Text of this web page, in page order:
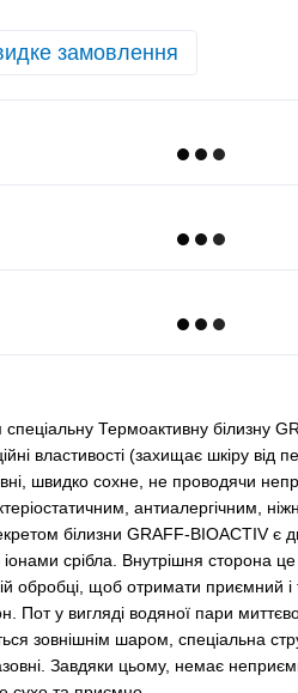
замовлення
Термоактивну білизну
властивості (захищає шкіру від
швидко сохне, не проводячи
антиалергічним,
білизни GRAFF-BIOACTIV є
іонами срібла. Внутрішня сторона
обробці, щоб отримати приємний
Пот у вигляді водяної пари
зовнішнім шаром, спеціальна
Завдяки цьому, немає